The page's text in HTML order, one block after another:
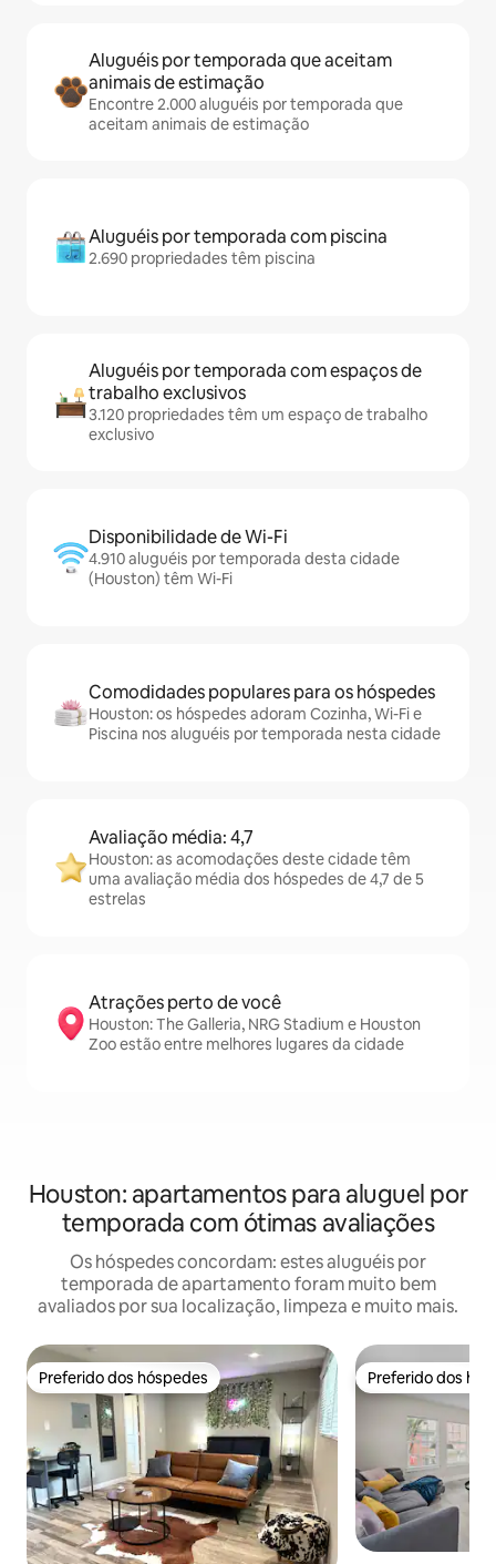
Aluguéis por temporada que aceitam
animais de estimação
Encontre 2.000 aluguéis por temporada que
aceitam animais de estimação
Aluguéis por temporada com piscina
2.690 propriedades têm piscina
Aluguéis por temporada com espaços de
trabalho exclusivos
3.120 propriedades têm um espaço de trabalho
exclusivo
Disponibilidade de Wi-Fi
4.910 aluguéis por temporada desta cidade
(Houston) têm Wi-Fi
Comodidades populares para os hóspedes
Houston: os hóspedes adoram Cozinha, Wi-Fi e
Piscina nos aluguéis por temporada nesta cidade
Avaliação média: 4,7
Houston: as acomodações deste cidade têm
uma avaliação média dos hóspedes de 4,7 de 5
estrelas
Atrações perto de você
Houston: The Galleria, NRG Stadium e Houston
Zoo estão entre melhores lugares da cidade
Houston: apartamentos para aluguel por
temporada com ótimas avaliações
Os hóspedes concordam: estes aluguéis por
temporada de apartamento foram muito bem
avaliados por sua localização, limpeza e muito mais.
Preferido dos hóspedes
Preferido dos hóspedes Preferido dos
Preferido dos